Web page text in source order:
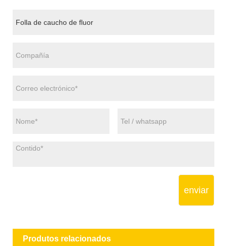
enviar
Produtos relacionados